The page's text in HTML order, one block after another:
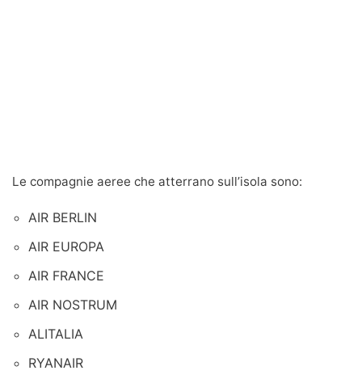
Le compagnie aeree che atterrano sull’isola sono:
AIR BERLIN
AIR EUROPA
AIR FRANCE
AIR NOSTRUM
ALITALIA
RYANAIR